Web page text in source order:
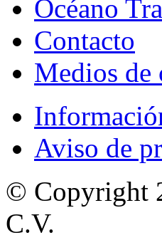
Océano
Contacto
Medios de
Aviso de
© Copyright
C.V.